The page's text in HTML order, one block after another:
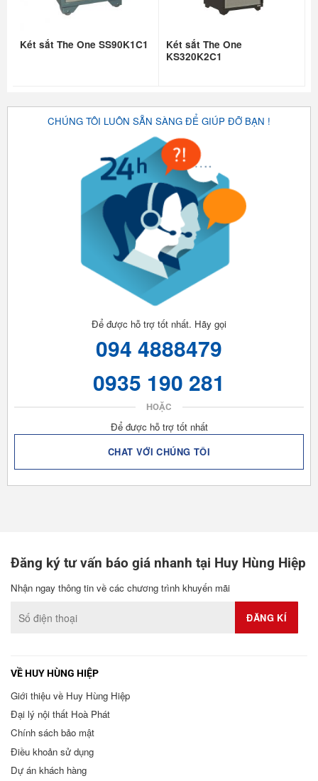
Két sắt The One SS90K1C1
Két sắt The One
KS320K2C1
CHÚNG TÔI LUÔN SẴN SÀNG ĐỂ GIÚP ĐỠ BẠN !
Để được hỗ trợ tốt nhất. Hãy gọi
094 4888479
0935 190 281
HOẶC
Để được hỗ trợ tốt nhất
CHAT VỚI CHÚNG TÔI
Đăng ký tư vấn báo giá nhanh tại Huy Hùng Hiệp
Nhận ngay thông tin về các chương trình khuyến mãi
VỀ HUY HÙNG HIỆP
Giới thiệu về Huy Hùng Hiệp
Đại lý nội thất Hoà Phát
Chính sách bảo mật
Điều khoản sử dụng
Dự án khách hàng